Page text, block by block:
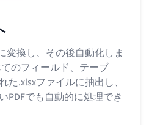
変換し、その後自動化しま
のフィールド、テーブ
た.xlsxファイルに抽出し、
PDFでも自動的に処理でき